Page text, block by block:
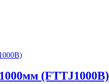
(FTTJ1000B)